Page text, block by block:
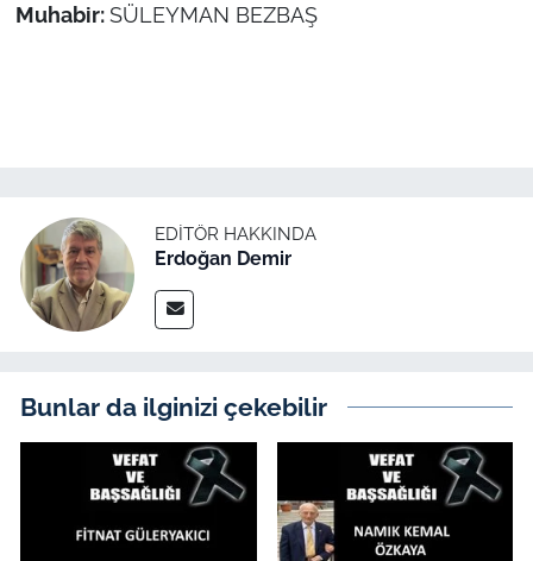
Muhabir: SÜLEYMAN BEZBAŞ
EDITÖR HAKKINDA
Erdoğan Demir
Bunlar da ilginizi çekebilir
Bölge
Flaş Haber
Dış Haberler
İş Dünyası
Bilim Teknoloji